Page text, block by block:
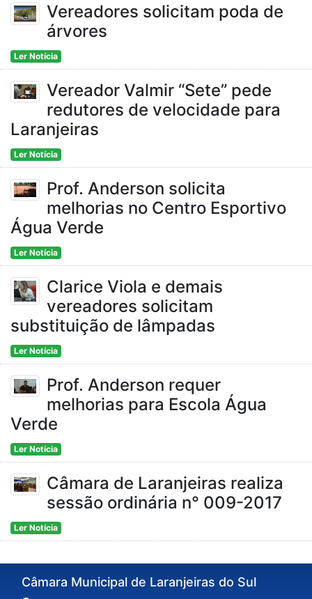
Vereadores solicitam poda de
árvores
Ler Notícia
Vereador Valmir “Sete” pede
redutores de velocidade para
Laranjeiras
Ler Notícia
Prof. Anderson solicita
melhorias no Centro Esportivo
Água Verde
Ler Notícia
Clarice Viola e demais
vereadores solicitam
substituição de lâmpadas
Ler Notícia
Prof. Anderson requer
melhorias para Escola Água
Verde
Ler Notícia
Câmara de Laranjeiras realiza
sessão ordinária n° 009-2017
Ler Notícia
Câmara Municipal de Laranjeiras do Sul